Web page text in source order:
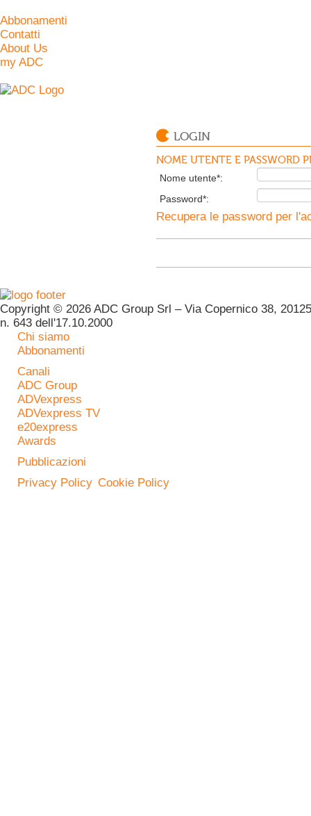
Abbonamenti
Contatti
About Us
my ADC
LOGIN
NOME UTENTE E PASSWORD
Nome utente*:
Password*:
Recupera le password per
Copyright © 2026 ADC Group Srl – Via Copernico 38,
n. 643 dell'17.10.2000
Chi siamo
Abbonamenti
Canali
ADC Group
ADVexpress
ADVexpress TV
e20express
Awards
Pubblicazioni
Privacy Policy Cookie Policy